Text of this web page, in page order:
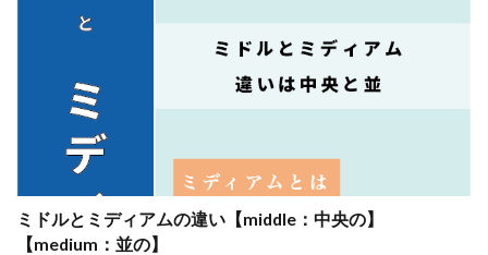
ミドルとミディアムの違い【middle：中央の】
【medium：並の】